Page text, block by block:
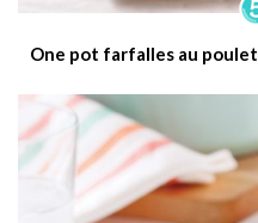
One pot farfalles au poulet